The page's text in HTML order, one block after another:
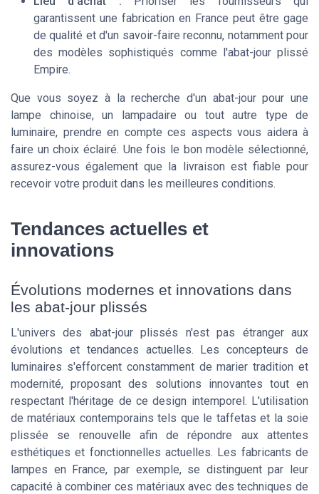
garantissent une fabrication en France peut être gage
de qualité et d'un savoir-faire reconnu, notamment pour
des modèles sophistiqués comme l'abat-jour plissé
Empire.
Que vous soyez à la recherche d'un abat-jour pour une
lampe chinoise, un lampadaire ou tout autre type de
luminaire, prendre en compte ces aspects vous aidera à
faire un choix éclairé. Une fois le bon modèle sélectionné,
assurez-vous également que la livraison est fiable pour
recevoir votre produit dans les meilleures conditions.
Tendances actuelles et
innovations
Évolutions modernes et innovations dans
les abat-jour plissés
L'univers des abat-jour plissés n'est pas étranger aux
évolutions et tendances actuelles. Les concepteurs de
luminaires s'efforcent constamment de marier tradition et
modernité, proposant des solutions innovantes tout en
respectant l'héritage de ce design intemporel. L'utilisation
de matériaux contemporains tels que le taffetas et la soie
plissée se renouvelle afin de répondre aux attentes
esthétiques et fonctionnelles actuelles. Les fabricants de
lampes en France, par exemple, se distinguent par leur
capacité à combiner ces matériaux avec des techniques de